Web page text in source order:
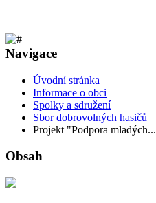
Navigace
Úvodní stránka
Informace o obci
Spolky a sdružení
Sbor dobrovolných hasičů
Projekt "Podpora mladých...
Obsah